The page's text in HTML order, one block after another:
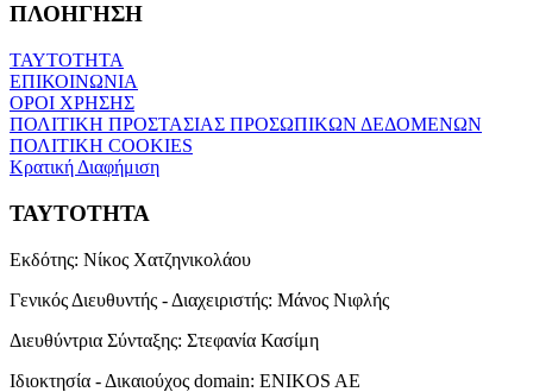
ΠΛΟΗΓΗΣΗ
ΤΑΥΤΟΤΗΤΑ
ΕΠΙΚΟΙΝΩΝΙΑ
ΟΡΟΙ ΧΡΗΣΗΣ
ΠΟΛΙΤΙΚΗ ΠΡΟΣΤΑΣΙΑΣ ΠΡΟΣΩΠΙΚΩΝ ΔΕΔΟΜΕΝΩΝ
ΠΟΛΙΤΙΚΗ COOKIES
Κρατική Διαφήμιση
ΤΑΥΤΟΤΗΤΑ
Εκδότης: Νίκος Χατζηνικολάου
Γενικός Διευθυντής - Διαχειριστής: Μάνος Νιφλής
Διευθύντρια Σύνταξης: Στεφανία Κασίμη
Ιδιοκτησία - Δικαιούχος domain: ENIKOS AE